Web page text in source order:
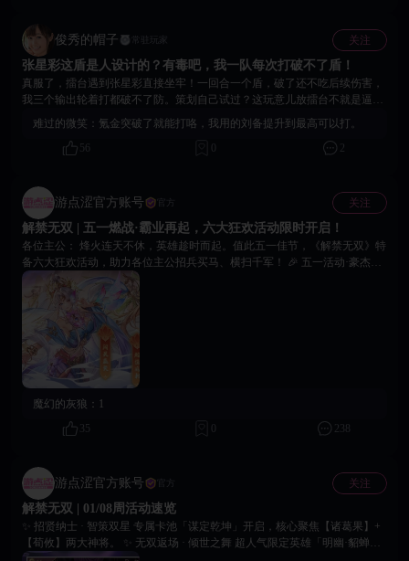
俊秀的帽子 常驻玩家 关注
张星彩这盾是人设计的？有毒吧，我一队每次打破不了盾！
真服了，擂台遇到张星彩直接坐牢！一回合一个盾，破了还不吃后续伤害，
我三个输出轮着打都破不了防。策划自己试过？这玩意儿放擂台不就是逼人
氪金？
难过的微笑： 氪金突破了就能打咯，我用的刘备提升到最高可以打。
56
2
游点涩官方账号 官方 关注
解禁无双 | 五一燃战·霸业再起，六大狂欢活动限时开启！
各位主公： 烽火连天不休，英雄趁时而起。值此五一佳节，《解禁无双》特
备六大狂欢活动，助力各位主公招兵买马、横扫千军！ 🎉 五一活动·豪杰必
看 🔥 活动副本 | 限时破关 活动期间，挑战专属副本，通关即有概率掉落稀
有道具。 💎 充值返钻｜十倍犒赏 军需告急？主公莫慌！活动期间充值，立
享十倍钻石返还。 ⚡ 限时双倍 | 收益掉落 兵贵神速，粮草先行。关卡掉落、
体力购买等统统翻倍。 🎁 特惠礼包｜惊喜开箱 五一限定超值礼包，内含稀
有将魂、进阶石、元宝等养成资源。 📅 七日连登 | 天天惊喜 每日登录签到
即可领取五一专属奖励，七日满签更有神秘神将碎片！ 🎊 五一嘉年华｜赢
取限定好礼 完成五一专属任务（如攻城次数、招募武将等），即可兑换活动
记使用【18game51kl】前往游戏内领取礼包。愿你在解禁无双的三国世界
里，收尽天下英雄，打遍九州无敌，坐拥江山美人。祝各位主公假期愉快，
魔幻的灰狼： 1
35
0 238
游点涩官方账号 官方 关注
解禁无双 | 01/08周活动速览
✨ 招贤纳士 · 智策双星 专属卡池「谋定乾坤」开启，核心聚焦【诸葛果】+
【荀攸】两大神将。 ✨ 无双返场 · 倾世之舞 超人气限定英雄「明幽·貂蝉」